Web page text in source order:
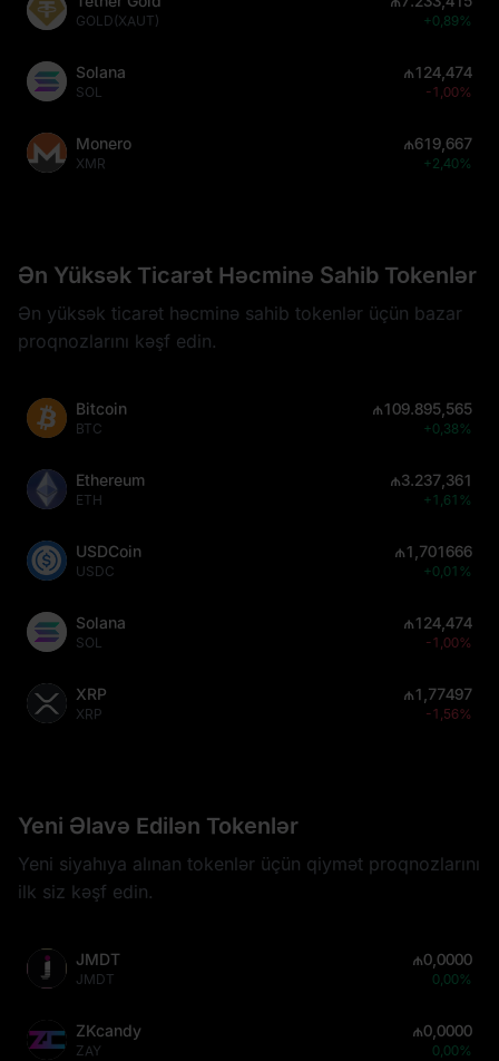
GOLD(XAUT) +0,89%
Solana
SOL
₼124,474
-1,00%
Monero
XMR
₼619,667
+2,40%
Ən Yüksək Ticarət Həcminə Sahib Tokenlər
Ən yüksək ticarət həcminə sahib tokenlər üçün bazar
proqnozlarını kəşf edin.
Bitcoin
BTC
₼109.895,565
+0,38%
Ethereum
ETH
₼3.237,361
+1,61%
USDCoin
USDC
₼1,701666
+0,01%
Solana
SOL
₼124,474
-1,00%
XRP
XRP
₼1,77497
-1,56%
Yeni Əlavə Edilən Tokenlər
Yeni siyahıya alınan tokenlər üçün qiymət proqnozlarını
ilk siz kəşf edin.
JMDT
JMDT
₼0,0000
0,00%
ZKcandy
ZAY
₼0,0000
0,00%